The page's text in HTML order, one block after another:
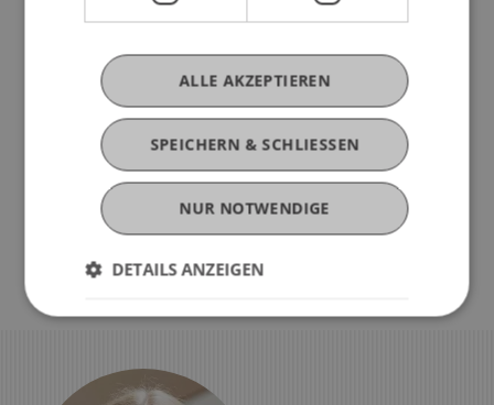
Schritt 9 — Informationen zum
Studienstart
Schritt 10 — Vorlage der
beglaubigten Kopien deines
Zeugnisses, Diploms etc.
SPEICHERN & SCHLIESSEN
ALLE AKZEPTIEREN
NUR NOTWENDIGE
DETAILS ANZEIGEN